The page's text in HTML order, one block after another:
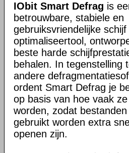
IObit Smart Defrag is
betrouwbare, stabiele en
gebruiksvriendelijke schijf
optimaliseertool,
beste harde
behalen. In tegenstelling
andere
ordent Smart Defrag je
op basis van hoe vaak
worden, zodat
gebruikt worden extra
openen zijn.